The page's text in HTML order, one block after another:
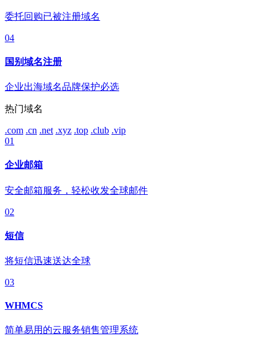
委托回购已被注册域名
04
国别域名注册
企业出海域名品牌保护必选
热门域名
.com .cn .net .xyz .top .club .vip
01
企业邮箱
安全邮箱服务，轻松收发全球邮件
02
短信
将短信迅速送达全球
03
WHMCS
简单易用的云服务销售管理系统